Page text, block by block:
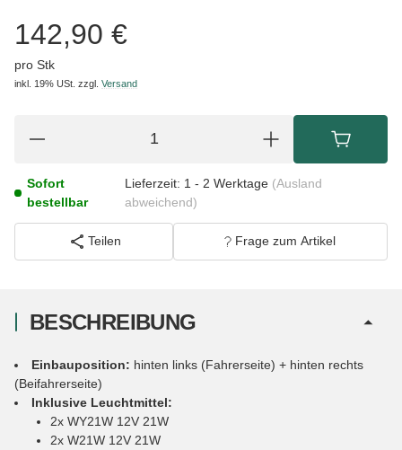
142,90 €
pro Stk
inkl. 19% USt. zzgl. Versand
Sofort
bestellbar
Lieferzeit: 1 - 2 Werktage (Ausland
abweichend)
Teilen Frage zum Artikel
BESCHREIBUNG
Einbauposition: hinten links (Fahrerseite) + hinten rechts
(Beifahrerseite)
Inklusive Leuchtmittel:
2x WY21W 12V 21W
2x W21W 12V 21W